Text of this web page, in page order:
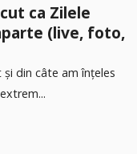
ca Zilele
(live, foto,
din câte am înțeles